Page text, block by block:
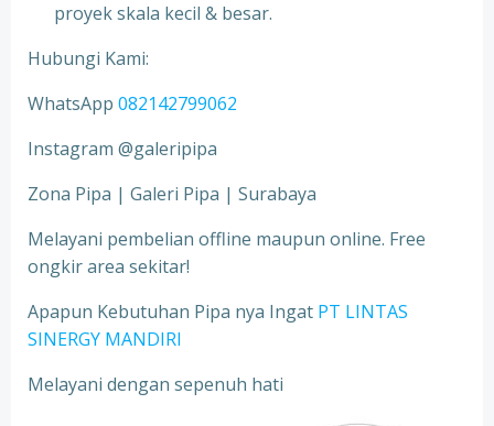
proyek skala kecil & besar.
Hubungi Kami:
WhatsApp 082142799062
Instagram @galeripipa
Zona Pipa | Galeri Pipa | Surabaya
Melayani pembelian offline maupun online. Free
ongkir area sekitar!
Apapun Kebutuhan Pipa nya Ingat PT LINTAS
SINERGY MANDIRI
Melayani dengan sepenuh hati